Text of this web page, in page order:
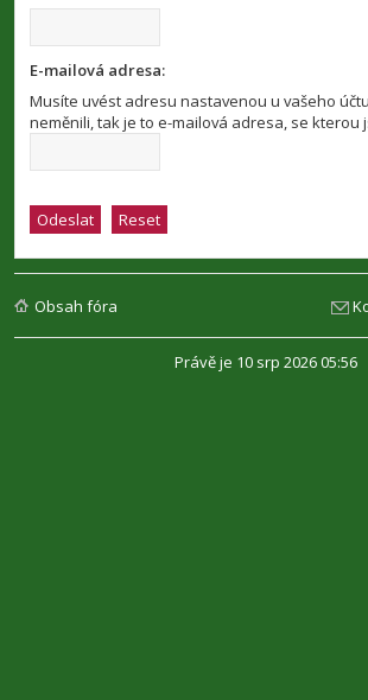
E-mailová adresa:
Musíte uvést adresu nastavenou u vašeho
neměnili, tak je to e-mailová adresa, se kterou
Obsah fóra
Právě je 10 srp 2026 05:56